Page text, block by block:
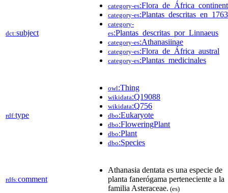
dct:subject
category-es
category-es:Plantas_descritas_en_1763
category-
es:Plantas_descritas_por_Linnaeus
category-es:Athanasiinae
category-es:Flora_de_África_austral
category-es:Plantas_medicinales
rdf:type
owl:Thing
wikidata:Q19088
wikidata:Q756
dbo:Eukaryote
dbo:FloweringPlant
dbo:Plant
dbo:Species
rdfs:comment
Athanasia dentata es una especie de
planta fanerógama perteneciente a la
familia Asteraceae.​ (es)